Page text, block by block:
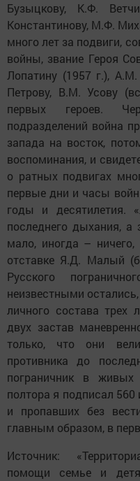
Бузыцкову, К.Ф.
Константинову, М.Ф.
много лет за подвиги,
войны, звание Героя
Лопатину (1957 г.),
Петрову, В.М. Усову
первых героев.
подразделений война
запада на восток,
воспоминания, и
о ратных подвигах
первые дни и часы
годы и десятилетия.
последнего дыхания,
мало, иногда –
отставке Я.Д. Малый
Русского
неизвестными
личного состава трех
двух застав
только, что они
противника до
пограничник в
полтора я подписал
и пропавших без
главным образом, в
Источник:
помощи семье и